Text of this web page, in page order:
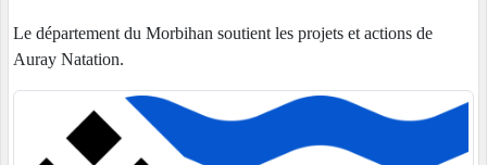
Le département du Morbihan soutient les projets et actions de
Auray Natation.